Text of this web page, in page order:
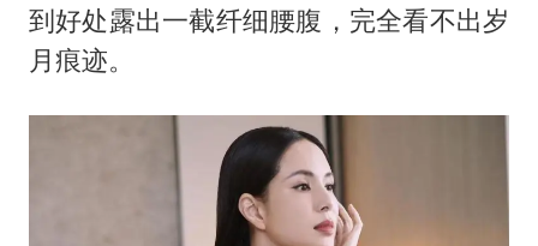
到好处露出一截纤细腰腹，完全看不出岁
月痕迹。